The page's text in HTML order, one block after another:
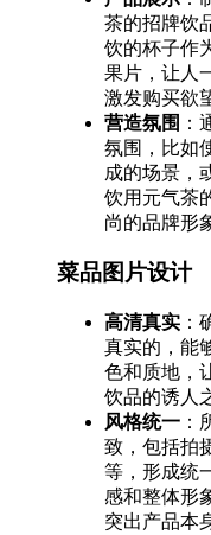
茶的招牌饮
饮的杯子作
果片，让人
激发购买欲
营造氛围 ：
氛围，比如
成的场景，
饮用元气茶
尚的品牌形
菜品图片设计
高清真实 ：
真实的，能
色和质地，
饮品的诱人
风格统一 ：
致，包括拍
等，形成统
感和整体形
突出产品本